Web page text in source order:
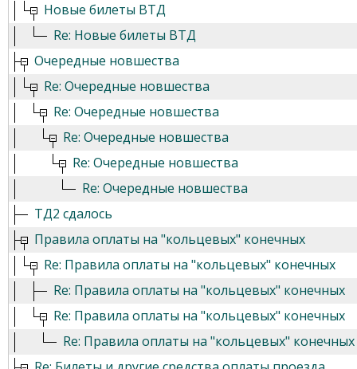
Новые билеты ВТД
Re: Новые билеты ВТД
Очередные новшества
Re: Очередные новшества
Re: Очередные новшества
Re: Очередные новшества
Re: Очередные новшества
Re: Очередные новшества
ТД2 сдалось
Правила оплаты на "кольцевых" конечных
Re: Правила оплаты на "кольцевых" конечных
Re: Правила оплаты на "кольцевых" конечных
Re: Правила оплаты на "кольцевых" конечных
Re: Правила оплаты на "кольцевых" конечных